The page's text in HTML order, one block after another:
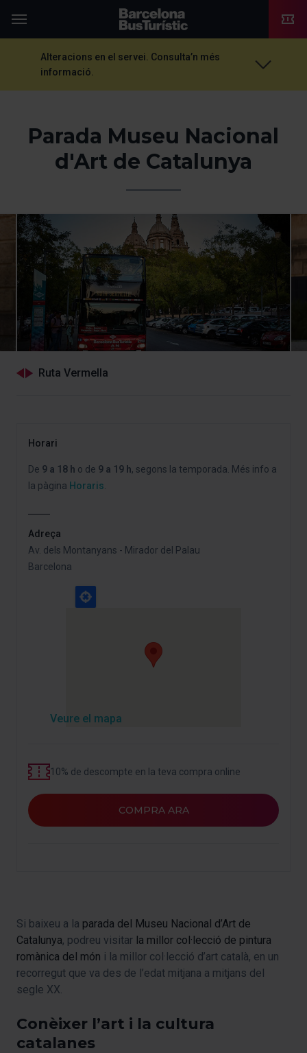
TMB-OCI
Alteracions en el servei. Consulta’n més
informació.
Parada Museu Nacional
d'Art de Catalunya
Ruta Vermella
Horari
De 9 a 18 h o de 9 a 19 h, segons la temporada. Més info a
la pàgina Horaris
Adreça
Av. dels Montanyans - Mirador del Palau
Barcelona
Veure el mapa
10% de descompte en la teva compra online
COMPRA ARA
Si baixeu a la parada del Museu Nacional d’Art de
Catalunya, podreu visitar la millor col·lecció de pintura
romànica del món i la millor col·lecció d’art català, en un
recorregut que va des de l’edat mitjana a mitjans del
segle XX.
Conèixer l’art i la cultura
catalanes